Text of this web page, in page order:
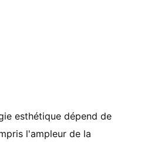
esthétique dépend de
l'ampleur de la